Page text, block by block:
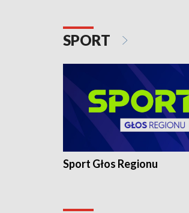
SPORT
Sport Głos Regionu